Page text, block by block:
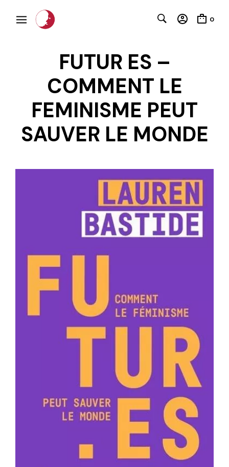
0
FUTUR ES –
COMMENT LE
FEMINISME PEUT
SAUVER LE MONDE